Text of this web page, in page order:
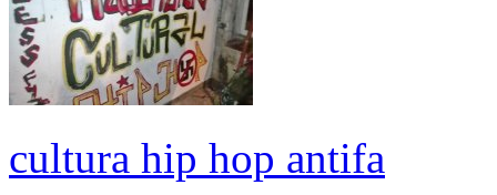
cultura hip hop antifa